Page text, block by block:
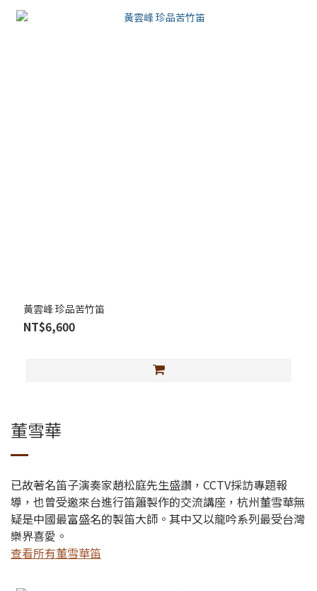
黃雲峰 珍品苦竹笛
NT$6,600
董雪華
已故著名笛子演奏家趙松庭先生盛讚，CCTV採訪專題報
導，也曾受邀來台進行笛簫製作的交流講座，杭州董雪華無
疑是中國最富盛名的製笛大師。其中又以龍吟系列最受台灣
樂界喜愛。
查看所有董雪華笛